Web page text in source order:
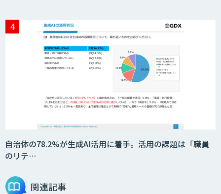
AI・DXコンサルティング伴走支援サービ
ス
自治体の78.2%が生成AI活用に着手。活用の課題は「職員
のリテ…
関連記事